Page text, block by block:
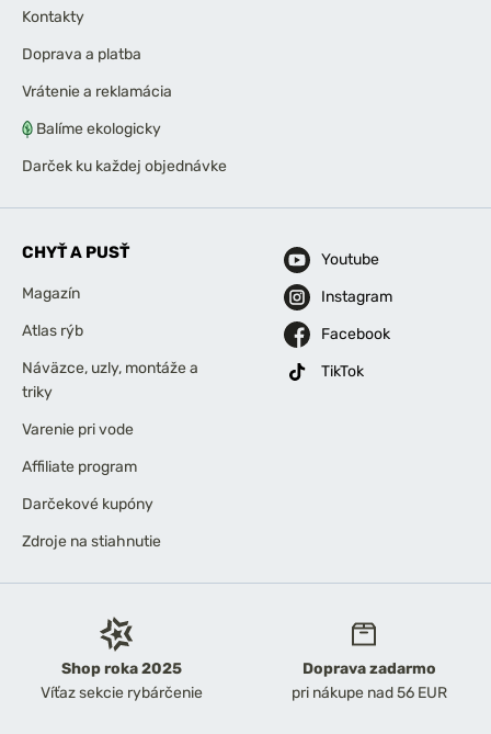
Shop roka 2025
Víťaz sekcie rybárčenie
Doprava zadarmo
pri nákupe nad 56 EUR
Kontakty
Doprava a platba
Vrátenie a reklamácia
Balíme ekologicky
Darček ku každej objednávke
CHYŤ A PUSŤ
Magazín
Atlas rýb
Náväzce, uzly, montáže a
triky
Varenie pri vode
Affiliate program
Darčekové kupóny
Zdroje na stiahnutie
Youtube
Instagram
Facebook
TikTok